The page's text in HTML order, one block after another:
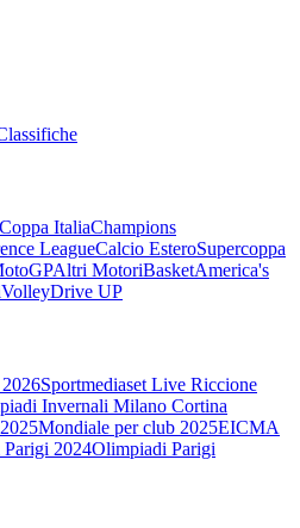
Coppa ItaliaChampions
LeagueCalcio EsteroSupercoppa
Altri MotoriBasketAmerica's
VolleyDrive UP
Sportmediaset Live Riccione
Invernali Milano Cortina
Mondiale per club 2025EICMA
2024Olimpiadi Parigi